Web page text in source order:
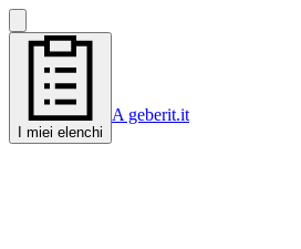
I miei elenchi
A geberit.it